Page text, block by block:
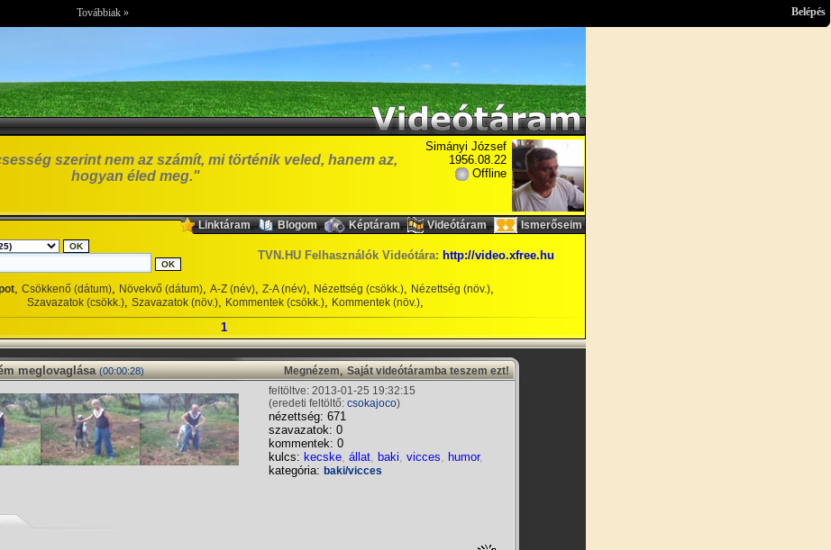
Továbbiak » Belépés
szerint nem az számít, mi történik veled, hanem az,
hogyan éled meg."
Simányi József
1956.08.22
Offline
Linktáram, Blogom, Képtáram, Videótáram, Ismerőseim
TVN.HU Felhasználók Videótára: http://video.xfree.hu
, Csökkenő (dátum), Növekvő (dátum), A-Z (név), Z-A (név), Nézettség (csökk.), Nézettség (növ.),
Szavazatok (csökk.), Szavazatok (növ.), Kommentek (csökk.), Kommentek (növ.),
1
meglovaglása (00:00:28) Megnézem,Saját videótáramba teszem ezt!
feltöltve: 2013-01-25 19:32:15
(eredeti feltöltő: csokajoco)
nézettség: 671
szavazatok: 0
kommentek: 0
kulcs: kecske, állat, baki, vicces, humor,
kategória: baki/vicces